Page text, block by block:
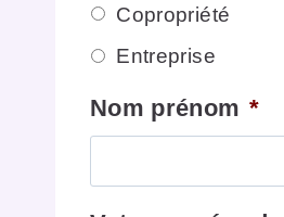
Copropriété
Entreprise
Nom prénom *